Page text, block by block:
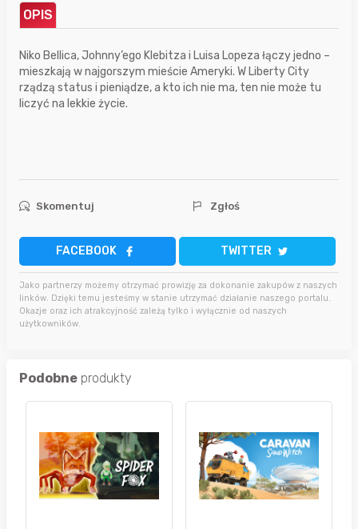
OPIS
Niko Bellica, Johnny’ego Klebitza i Luisa Lopeza łączy jedno –
mieszkają w najgorszym mieście Ameryki. W Liberty City
rządzą status i pieniądze, a kto ich nie ma, ten nie może tu
liczyć na lekkie życie.
Skomentuj Zgłoś
FACEBOOK TWITTER
Jako partnerzy możemy otrzymać prowizję za dokonanie zakupów z naszych
linków. Dzięki temu jesteśmy w stanie utrzymać działanie naszego portalu.
Okazje oraz ich atrakcyjność zależą tylko i wyłącznie od naszych
użytkowników.
Podobne produkty